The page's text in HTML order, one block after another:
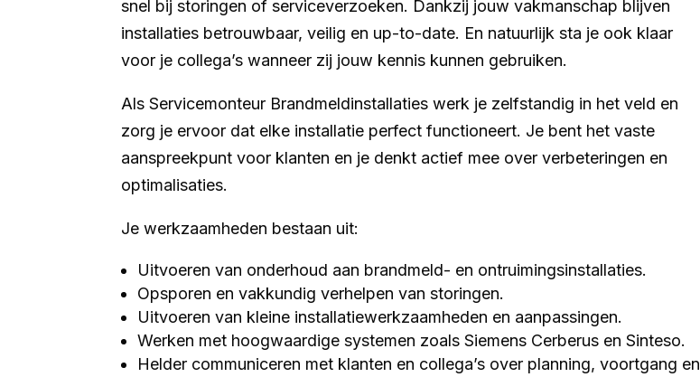
snel bij storingen of serviceverzoeken. Dankzij jouw vakmanschap blijven
installaties betrouwbaar, veilig en up-to-date. En natuurlijk sta je ook klaar
voor je collega’s wanneer zij jouw kennis kunnen gebruiken.
Als Servicemonteur Brandmeldinstallaties werk je zelfstandig in het veld en
zorg je ervoor dat elke installatie perfect functioneert. Je bent het vaste
aanspreekpunt voor klanten en je denkt actief mee over verbeteringen en
optimalisaties.
Je werkzaamheden bestaan uit:
Uitvoeren van onderhoud aan brandmeld- en ontruimingsinstallaties.
Opsporen en vakkundig verhelpen van storingen.
Uitvoeren van kleine installatiewerkzaamheden en aanpassingen.
Werken met hoogwaardige systemen zoals Siemens Cerberus en Sinteso.
Helder communiceren met klanten en collega’s over planning, voortgang en